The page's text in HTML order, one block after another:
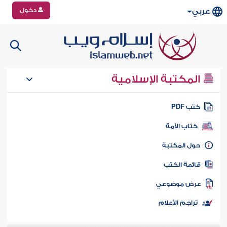
عربي دخول
المكتبة الإسلامية
كتب PDF
كتاب الأمة
المكتبة
الكتب
موضوعي